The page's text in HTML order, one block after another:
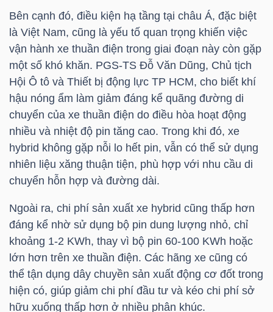
Bên cạnh đó, điều kiện hạ tầng tại châu Á, đặc biệt
là Việt Nam, cũng là yếu tố quan trọng khiến việc
vận hành xe thuần điện trong giai đoạn này còn gặp
một số khó khăn. PGS-TS Đỗ Văn Dũng, Chủ tịch
Hội Ô tô và Thiết bị động lực TP HCM, cho biết khí
hậu nóng ẩm làm giảm đáng kể quãng đường di
chuyển của xe thuần điện do điều hòa hoạt động
nhiều và nhiệt độ pin tăng cao. Trong khi đó, xe
hybrid không gặp nỗi lo hết pin, vẫn có thể sử dụng
nhiên liệu xăng thuận tiện, phù hợp với nhu cầu di
chuyển hỗn hợp và đường dài.
Ngoài ra, chi phí sản xuất xe hybrid cũng thấp hơn
đáng kể nhờ sử dụng bộ pin dung lượng nhỏ, chỉ
khoảng 1-2 KWh, thay vì bộ pin 60-100 KWh hoặc
lớn hơn trên xe thuần điện. Các hãng xe cũng có
thể tận dụng dây chuyền sản xuất động cơ đốt trong
hiện có, giúp giảm chi phí đầu tư và kéo chi phí sở
hữu xuống thấp hơn ở nhiều phân khúc.
NGUYÊN
VẬT
LIỆU
NGHIỆP
TIÊU
KHÔNG
THIẾT